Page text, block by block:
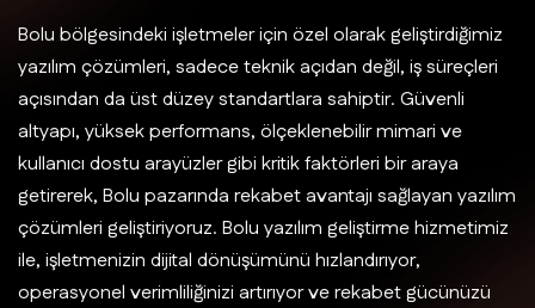
Bolu bölgesindeki işletmeler için özel olarak geliştirdiğimiz
yazılım çözümleri, sadece teknik açıdan değil, iş süreçleri
açısından da üst düzey standartlara sahiptir. Güvenli
altyapı, yüksek performans, ölçeklenebilir mimari ve
kullanıcı dostu arayüzler gibi kritik faktörleri bir araya
getirerek, Bolu pazarında rekabet avantajı sağlayan yazılım
çözümleri geliştiriyoruz. Bolu yazılım geliştirme hizmetimiz
ile, işletmenizin dijital dönüşümünü hızlandırıyor,
operasyonel verimliliğinizi artırıyor ve rekabet gücünüzü